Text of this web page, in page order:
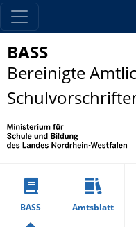
BASS
Bereinigte
BASS Amtsblatt